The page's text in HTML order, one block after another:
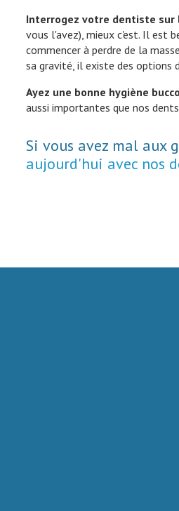
Interrogez votre dentiste
vous l'avez), mieux c'est. Il est
commencer à perdre de la
sa gravité, il existe des options
Ayez une bonne hygiène
aussi importantes que nos
Si vous avez mal aux
aujourd'hui avec nos